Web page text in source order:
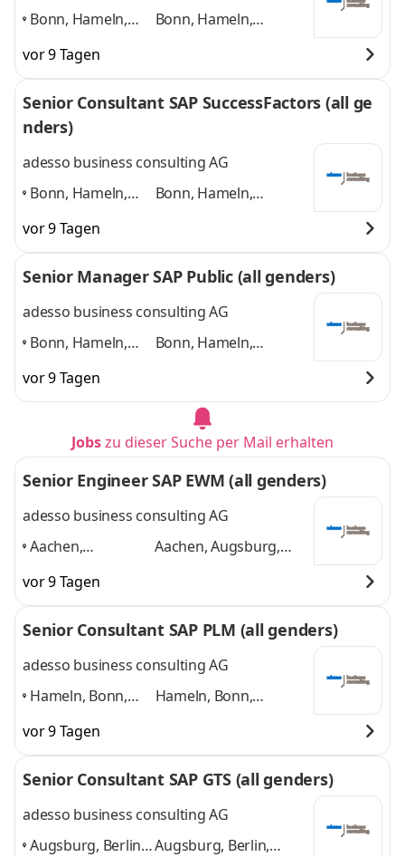
Bonn, Hameln,
Paderborn,
Düsseldorf,
Bonn, Hameln,
und 4 weitere
vor 9 Tagen
Senior Consultant SAP SuccessFactors (all ge
nders)
adesso business consulting AG
Bonn, Hameln,
Paderborn,
Düsseldorf,
Bonn, Hameln,
und 4 weitere
vor 9 Tagen
Senior Manager SAP Public (all genders)
adesso business consulting AG
Bonn, Hameln,
Paderborn,
Düsseldorf,
Bonn, Hameln,
und 4 weitere
vor 9 Tagen
Jobszu dieser Suche per Mail erhalten
Senior Engineer SAP EWM (all genders)
adesso business consulting AG
Aachen,
Bonn, Bremen,
Dortmund,
Aachen, Augsburg,
weitere
vor 9 Tagen
Senior Consultant SAP PLM (all genders)
adesso business consulting AG
Hameln, Bonn,
Paderborn,
Düsseldorf,
Hameln, Bonn,
und 4 weitere
vor 9 Tagen
Senior Consultant SAP GTS (all genders)
adesso business consulting AG
Augsburg, Berlin, Augsburg, Berlin,